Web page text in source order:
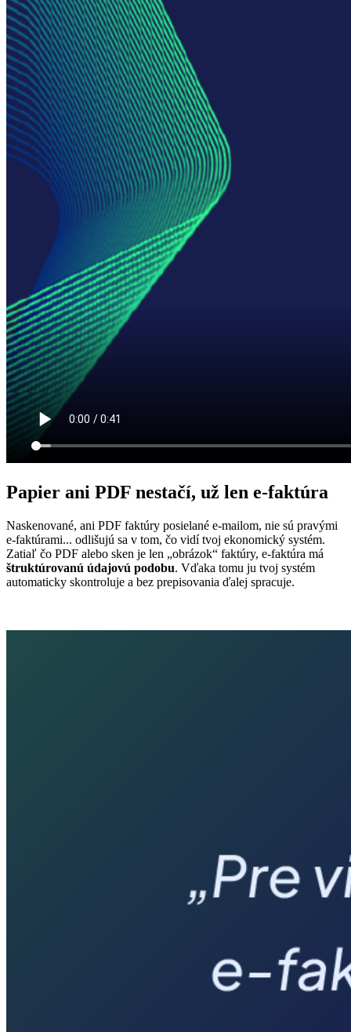
Papier ani PDF nestačí, už len e-faktúra
Naskenované, ani PDF faktúry posielané e-mailom, nie sú pravými
e‑faktúrami... odlišujú sa v tom, čo vidí tvoj ekonomický systém.
Zatiaľ čo PDF alebo sken je len „obrázok“ faktúry, e‑faktúra má
štruktúrovanú údajovú podobu. Vďaka tomu ju tvoj systém
automaticky skontroluje a bez prepisovania ďalej spracuje.